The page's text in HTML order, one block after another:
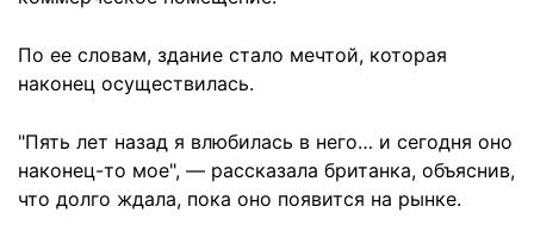
По ее словам, здание стало мечтой, которая
наконец осуществилась.
"Пять лет назад я влюбилась в него… и сегодня оно
наконец-то мое", — рассказала британка, объяснив,
что долго ждала, пока оно появится на рынке.